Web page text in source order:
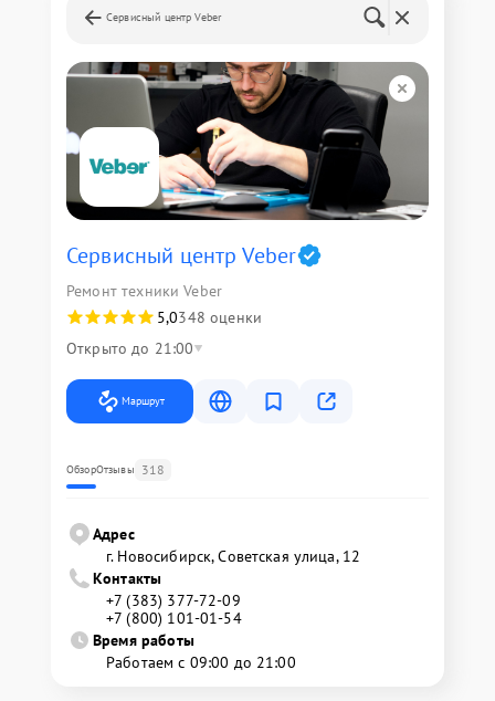
Сервисный центр Veber
Сервисный центр Veber
Ремонт техники Veber
5,0348 оценки
Открыто до 21:00
Маршрут
ОбзорОтзывы 318
Адрес
г. Новосибирск, Советская улица, 12
Контакты
+7 (383) 377-72-09
+7 (800) 101-01-54
Время работы
Работаем с 09:00 до 21:00